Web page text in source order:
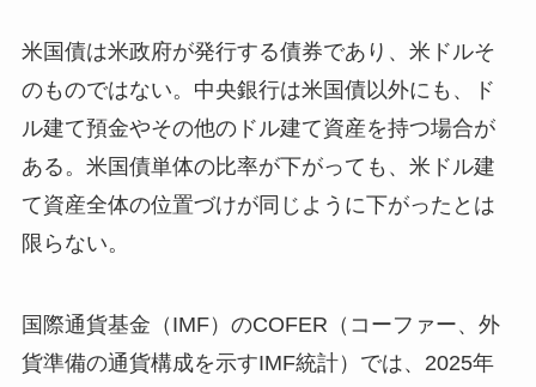
米国債は米政府が発行する債券であり、米ドルそ
のものではない。中央銀行は米国債以外にも、ド
ル建て預金やその他のドル建て資産を持つ場合が
ある。米国債単体の比率が下がっても、米ドル建
て資産全体の位置づけが同じように下がったとは
限らない。
国際通貨基金（IMF）のCOFER（コーファー、外
貨準備の通貨構成を示すIMF統計）では、2025年